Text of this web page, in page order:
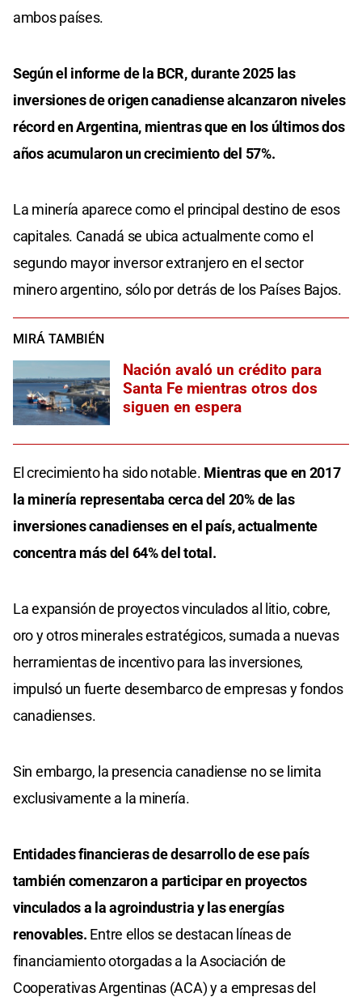
ambos países.
Según el informe de la BCR, durante 2025 las
inversiones de origen canadiense alcanzaron niveles
récord en Argentina, mientras que en los últimos dos
años acumularon un crecimiento del 57%.
La minería aparece como el principal destino de esos
capitales. Canadá se ubica actualmente como el
segundo mayor inversor extranjero en el sector
minero argentino, sólo por detrás de los Países Bajos.
MIRÁ TAMBIÉN
Nación avaló un crédito para
Santa Fe mientras otros dos
siguen en espera
El crecimiento ha sido notable. Mientras que en 2017
la minería representaba cerca del 20% de las
inversiones canadienses en el país, actualmente
concentra más del 64% del total.
La expansión de proyectos vinculados al litio, cobre,
oro y otros minerales estratégicos, sumada a nuevas
herramientas de incentivo para las inversiones,
impulsó un fuerte desembarco de empresas y fondos
canadienses.
Sin embargo, la presencia canadiense no se limita
exclusivamente a la minería.
Entidades financieras de desarrollo de ese país
también comenzaron a participar en proyectos
vinculados a la agroindustria y las energías
renovables. Entre ellos se destacan líneas de
financiamiento otorgadas a la Asociación de
Cooperativas Argentinas (ACA) y a empresas del